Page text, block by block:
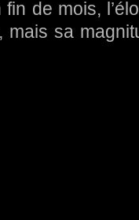
de mois,
mais sa